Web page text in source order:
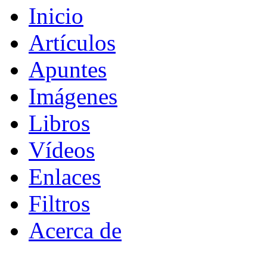
Inicio
Artículos
Apuntes
Imágenes
Libros
Vídeos
Enlaces
Filtros
Acerca de